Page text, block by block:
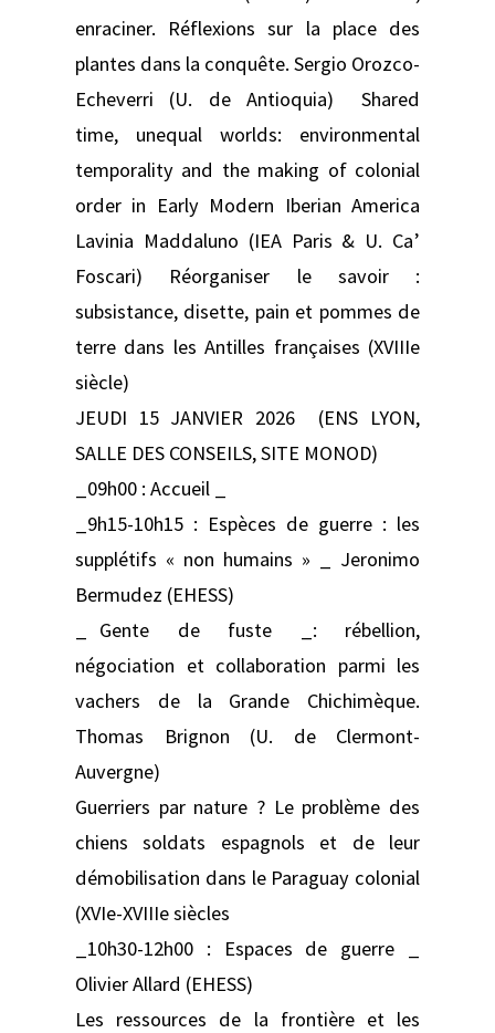
enraciner. Réflexions sur la place des
plantes dans la conquête. Sergio Orozco-
Echeverri (U. de Antioquia) Shared
time, unequal worlds: environmental
temporality and the making of colonial
order in Early Modern Iberian America
Lavinia Maddaluno (IEA Paris & U. Ca’
Foscari) Réorganiser le savoir :
subsistance, disette, pain et pommes de
terre dans les Antilles françaises (XVIIIe
siècle)
JEUDI 15 JANVIER 2026 (ENS LYON,
SALLE DES CONSEILS, SITE MONOD)
_09h00 : Accueil _
_9h15-10h15 : Espèces de guerre : les
supplétifs « non humains » _ Jeronimo
Bermudez (EHESS)
_ Gente de fuste _: rébellion,
négociation et collaboration parmi les
vachers de la Grande Chichimèque.
Thomas Brignon (U. de Clermont-
Auvergne)
Guerriers par nature ? Le problème des
chiens soldats espagnols et de leur
démobilisation dans le Paraguay colonial
(XVIe-XVIIIe siècles
_10h30-12h00 : Espaces de guerre _
Olivier Allard (EHESS)
Les ressources de la frontière et les